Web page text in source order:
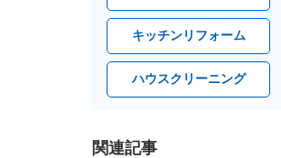
キッチンリフォーム
ハウスクリーニング
関連記事